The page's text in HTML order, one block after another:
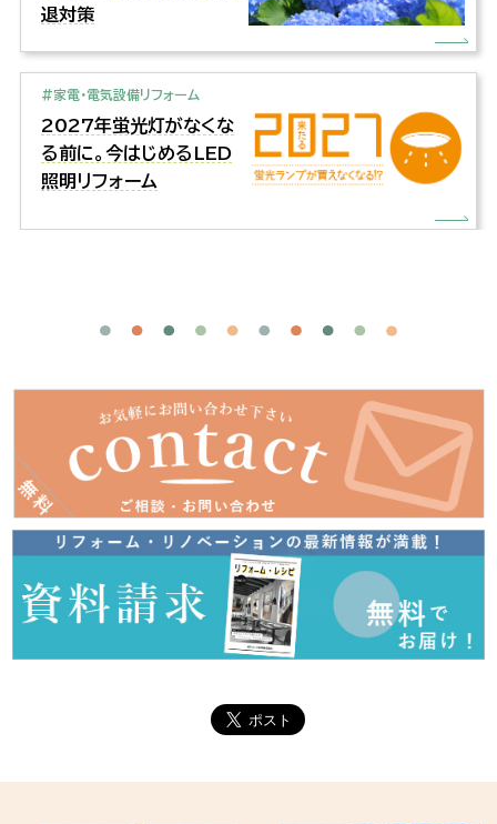
退対策
#家電・電気設備リフォーム
2027年蛍光灯がなくな
る前に。今はじめるLED
照明リフォーム